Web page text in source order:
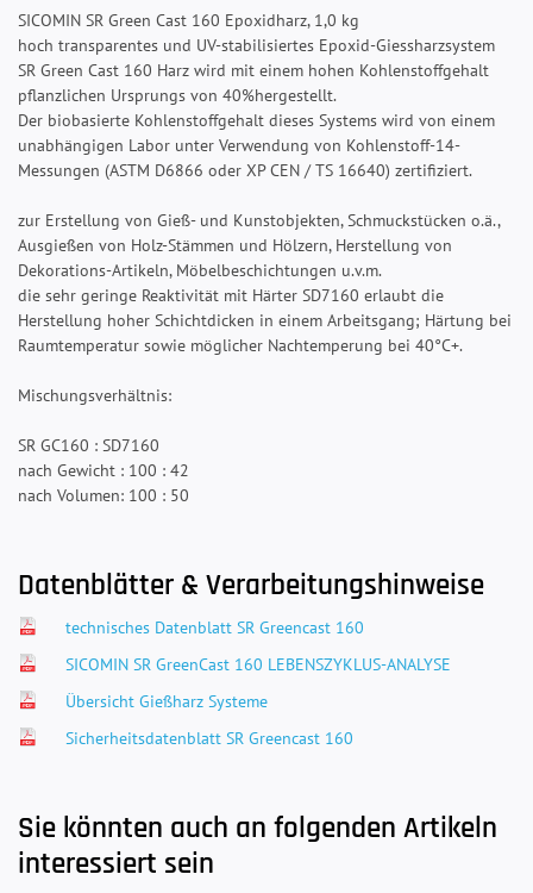
SICOMIN SR Green Cast 160 Epoxidharz, 1,0 kg
hoch transparentes und UV-stabilisiertes Epoxid-Giessharzsystem
SR Green Cast 160 Harz wird mit einem hohen Kohlenstoffgehalt
pflanzlichen Ursprungs von 40%hergestellt.
Der biobasierte Kohlenstoffgehalt dieses Systems wird von einem
unabhängigen Labor unter Verwendung von Kohlenstoff-14-
Messungen (ASTM D6866 oder XP CEN / TS 16640) zertifiziert.
zur Erstellung von Gieß- und Kunstobjekten, Schmuckstücken o.ä.,
Ausgießen von Holz-Stämmen und Hölzern, Herstellung von
Dekorations-Artikeln, Möbelbeschichtungen u.v.m.
die sehr geringe Reaktivität mit Härter SD7160 erlaubt die
Herstellung hoher Schichtdicken in einem Arbeitsgang; Härtung bei
Raumtemperatur sowie möglicher Nachtemperung bei 40°C+.
Mischungsverhältnis:
SR GC160 : SD7160
nach Gewicht : 100 : 42
nach Volumen: 100 : 50
Datenblätter & Verarbeitungshinweise
technisches Datenblatt SR Greencast 160
SICOMIN SR GreenCast 160 LEBENSZYKLUS-ANALYSE
Übersicht Gießharz Systeme
Sicherheitsdatenblatt SR Greencast 160
Sie könnten auch an folgenden Artikeln
interessiert sein